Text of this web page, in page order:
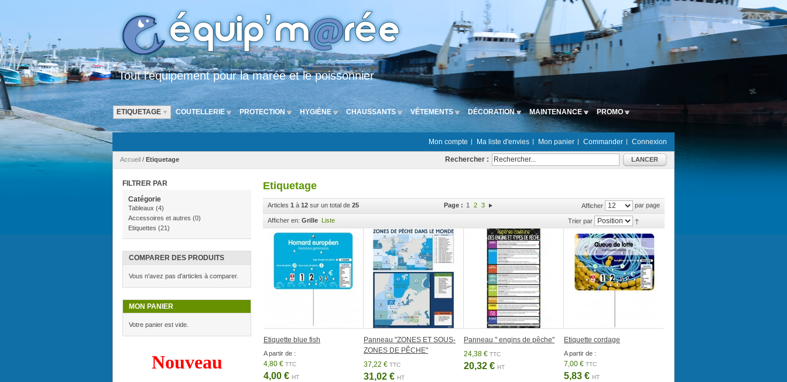
Tout l'équipement pour la marée et le poissonnier
ETIQUETAGE COUTELLERIE PROTECTION HYGIÈNE CHAUSSANTS VÊTEMENTS DÉCORATION MAINTENANCE PROMO
Mon compte Ma liste d'envies Mon panier Commander Connexion
Accueil / Etiquetage Rechercher : LANCER
Etiquetage
Articles 1 à 12 sur un total de 25 Afficher par page
Page : 1 2 3
Afficher en: Grille Liste Trier par
Etiquette blue fish
A partir de :
4,80 € TTC
4,00 € HT
Panneau "ZONES ET SOUS-
ZONES DE PÊCHE"
37,22 € TTC
31,02 € HT
Panneau " engins de pêche"
24,38 € TTC
20,32 € HT
Etiquette cordage
A partir de :
7,00 € TTC
5,83 € HT
FILTRER PAR
Catégorie
Tableaux (4)
Accessoires et autres (0)
Etiquettes (21)
COMPARER DES PRODUITS
Vous n'avez pas d'articles à comparer.
MON PANIER
Votre panier est vide.
Nouveau